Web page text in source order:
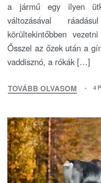
a jármű egy ilyen
változásával
körültekintőbben
Ősszel az őzek után a
vaddisznó, a rókák […]
TOVÁBB OLVASOM 4